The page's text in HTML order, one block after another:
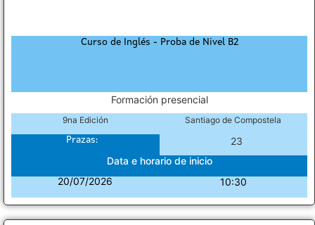
Curso de Inglés - Proba de Nivel B2
Formación presencial
9na Edición Santiago de Compostela
Prazas:
23
Data e horario de inicio
20/07/2026
10:30